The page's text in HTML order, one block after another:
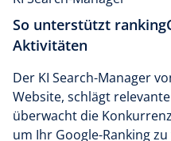
So unterstützt
Aktivitäten
Der KI Search-Manager
Website, schlägt
überwacht die
um Ihr Google-Ranking